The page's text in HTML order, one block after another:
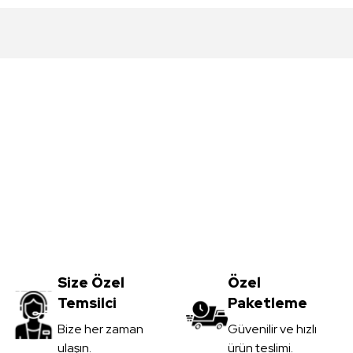
Gönder
3.450,00TL
KDV Dahil
Size Özel
Temsilci
Bize her zaman
ulaşın.
Özel
Paketleme
Güvenilir ve hızlı
ürün teslimi.